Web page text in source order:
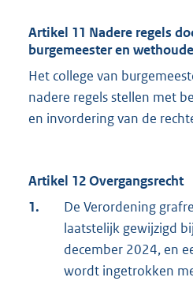
Artikel 11 Nadere regels
burgemeester en
Het college van
nadere regels stellen met
en invordering van de
Artikel 12 Overgangsrecht
1.
De Verordening
laatstelijk gewijzigd
december 2024, en
wordt ingetrokken